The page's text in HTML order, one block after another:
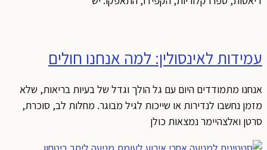
עמידות לאינסולין: למה אנחנו חולים
אנחנו מתמודדים היום עם גל הולך וגדל של בעיות בריאות, שלא
מזמן נחשבו לנדירות או שייכות לגיל מבוגר. מחלות לב, סוכרת,
סרטן ואלצהיימר נמצאות כולן